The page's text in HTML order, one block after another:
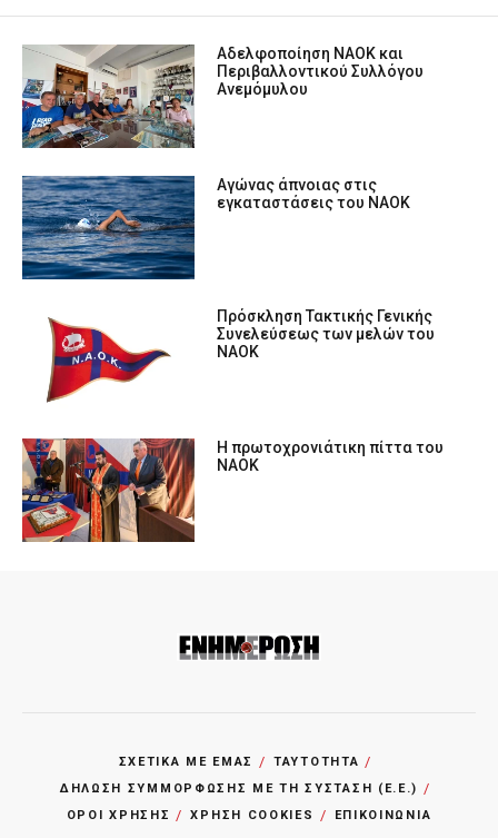
Αδελφοποίηση ΝΑΟΚ και
Περιβαλλοντικού Συλλόγου
Ανεμόμυλου
Αγώνας άπνοιας στις
εγκαταστάσεις του ΝΑΟΚ
Πρόσκληση Τακτικής Γενικής
Συνελεύσεως των μελών του
ΝAOK
Η πρωτοχρονιάτικη πίττα του
ΝΑΟΚ
ΣΧΕΤΙΚΑ ΜΕ ΕΜΑΣ
ΤΑΥΤΟΤΗΤΑ
ΔΗΛΩΣΗ ΣΥΜΜΟΡΦΩΣΗΣ ΜΕ ΤΗ ΣΥΣΤΑΣΗ (Ε.Ε.)
ΌΡΟΙ ΧΡΗΣΗΣ
ΧΡΗΣΗ COOKIES ΕΠΙΚΟΙΝΩΝΙΑ